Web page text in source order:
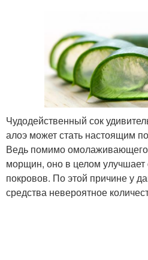
Чудодейственный сок
алоэ может стать настоящим
Ведь помимо
морщин, оно в целом улучшает
покровов. По этой причине у
средства невероятное